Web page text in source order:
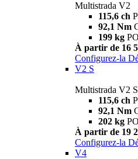
Multistrada V2
115,6 ch
92,1 Nm
199 kg
À partir de 16
Configurez-la
V2 S
Multistrada V2 S
115,6 ch
92,1 Nm
202 kg
À partir de 19
Configurez-la
V4